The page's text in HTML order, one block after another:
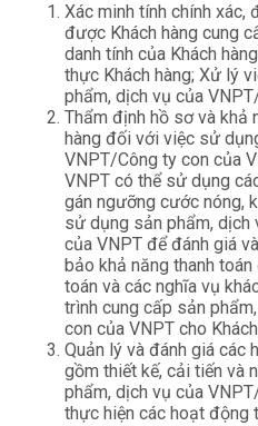
Xác minh tính chính xác,
được Khách hàng cung
danh tính của Khách
thực Khách hàng; Xử lý
phẩm, dịch vụ của
Thẩm định hồ sơ và khả
hàng đối với việc sử
VNPT/Công ty con của
VNPT có thể sử dụng
gán ngưỡng cước nóng,
sử dụng sản phẩm, dịch
của VNPT để đánh giá
bảo khả năng thanh
toán và các nghĩa vụ
trình cung cấp sản
con của VNPT cho
Quản lý và đánh giá các
gồm thiết kế, cải tiến và
phẩm, dịch vụ của
thực hiện các hoạt động